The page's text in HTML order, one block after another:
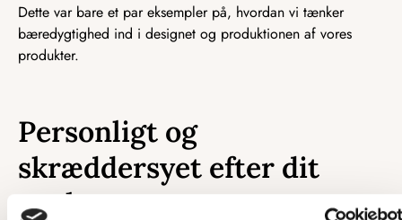
Dette var bare et par eksempler på, hvordan vi tænker
bæredygtighed ind i designet og produktionen af vores
produkter.
Personligt og
skræddersyet efter dit
ønske